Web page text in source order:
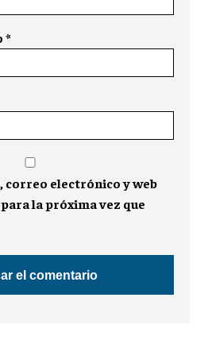
*
correo electrónico y web
la próxima vez que